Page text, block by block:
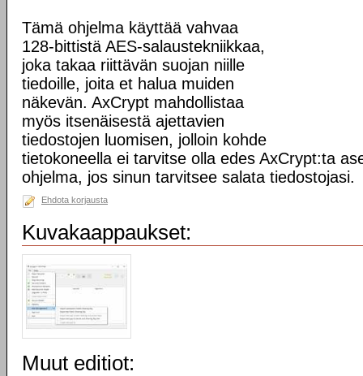
Tämä ohjelma käyttää vahvaa
128-bittistä AES-salaustekniikkaa,
joka takaa riittävän suojan niille
tiedoille, joita et halua muiden
näkevän. AxCrypt mahdollistaa
myös itsenäisestä ajettavien
tiedostojen luomisen, jolloin kohde
tietokoneella ei tarvitse olla edes AxCrypt:ta
ohjelma, jos sinun tarvitsee salata tiedostojasi.
Ehdota korjausta
Kuvakaappaukset:
Muut editiot: